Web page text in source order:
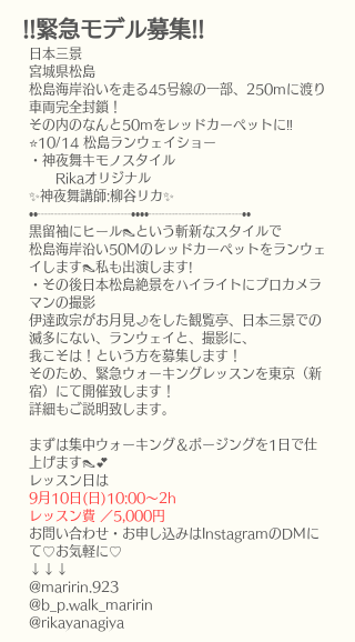
!!緊急モデル募集!!
日本三景
宮城県松島
松島海岸沿いを走る45号線の一部、250mに渡り
車両完全封鎖！
その内のなんと50mをレッドカーペットに‼️
⭐️10/14 松島ランウェイショー
・神夜舞キモノスタイル
Rikaオリジナル
✨️神夜舞講師:柳谷リカ✨️
••┈┈┈┈┈┈┈••••┈┈┈┈┈┈┈••
黒留袖にヒール👠という斬新なスタイルで
松島海岸沿い50Mのレッドカーペットをランウェ
イします👠私も出演します!
・その後日本松島絶景をハイライトにプロカメラ
マンの撮影
伊達政宗がお月見🌙をした観覧亭、日本三景での
滅多にない、ランウェイと、撮影に、
我こそは！という方を募集します！
そのため、緊急ウォーキングレッスンを東京（新
宿）にて開催致します！
詳細もご説明致します。
まずは集中ウォーキング＆ポージングを1日で仕
上げます👠💕
レッスン日は
9月10日(日)10:00〜2h
レッスン費 ／5,000円
お問い合わせ・お申し込みはInstagramのDMに
て♡お気軽に♡
↓↓↓
@maririn.923
@b_p.walk_maririn
@rikayanagiya